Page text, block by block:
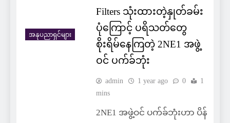
အနုပညာရှင်များ
Filters သုံးထားတဲ့နှုတ်ခမ်း
ပုံကြောင့် ပရိသတ်တွေ
စိုးရိမ်နေကြတဲ့ 2NE1 အဖွဲ့
ဝင် ပက်ခ်ဘုံး
admin 1 year ago 0
1
mins
2NE1 အဖွဲ့ဝင် ပက်ခ်ဘုံးဟာ ပိန်